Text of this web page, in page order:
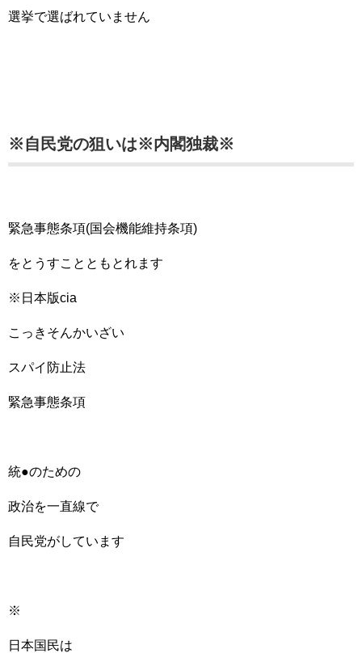
選挙で選ばれていません
※自民党の狙いは※内閣独裁※
緊急事態条項(国会機能維持条項)
をとうすことともとれます
※日本版cia
こっきそんかいざい
スパイ防止法
緊急事態条項
統●のための
政治を一直線で
自民党がしています
※
日本国民は